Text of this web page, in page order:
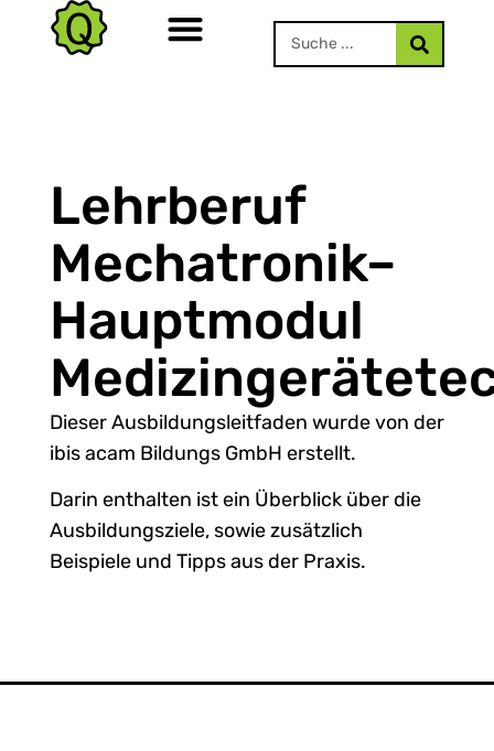
Lehrberuf
Mechatronik–
Hauptmodul
Dieser Ausbildungsleitfaden wurde von der
ibis acam Bildungs GmbH erstellt.
Darin enthalten ist ein Überblick über die
Ausbildungsziele, sowie zusätzlich
Beispiele und Tipps aus der Praxis.